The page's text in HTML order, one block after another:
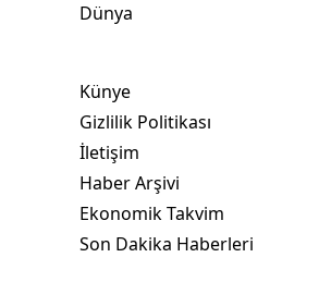
Dünya
Künye
Gizlilik Politikası
İletişim
Haber Arşivi
Ekonomik Takvim
Son Dakika Haberleri